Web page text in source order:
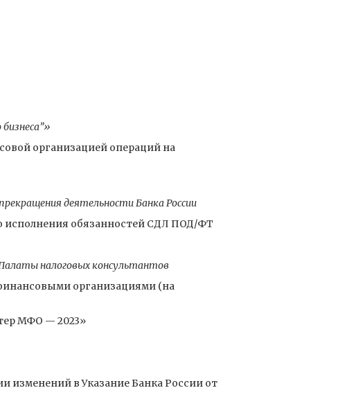
организацией операций на
деятельности Банка России
исполнения обязанностей СДЛ ПОД/ФТ
налоговых консультантов
организациями (на
МФО — 2023»
изменений в Указание Банка России от